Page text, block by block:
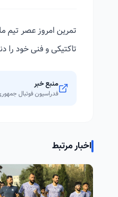
تمرین امروز عصر تیم
تاکتیکی و فنی خود را
منبع خبر
فدراسیون فوتبال
اخبار مرتبط